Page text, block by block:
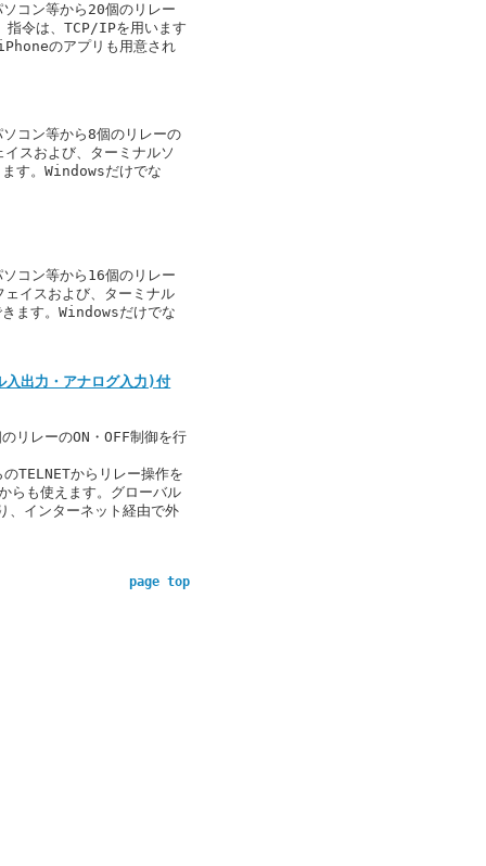
コン等から20個のリレー
指令は、TCP/IPを用います
のアプリも用意され
コン等から8個のリレーの
イスおよび、ターミナルソ
す。Windowsだけでな
コン等から16個のリレー
ェイスおよび、ターミナル
ます。Windowsだけでな
出力・アナログ入力)付
リレーのON・OFF制御を行
TELNETからリレー操作を
らも使えます。グローバル
、インターネット経由で外
page top